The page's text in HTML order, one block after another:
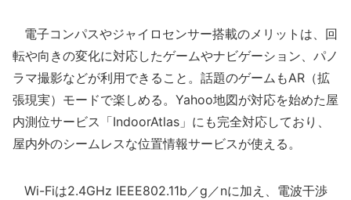
電子コンパスやジャイロセンサー搭載のメリットは、回
転や向きの変化に対応したゲームやナビゲーション、パノ
ラマ撮影などが利用できること。話題のゲームもAR（拡
張現実）モードで楽しめる。Yahoo地図が対応を始めた屋
内測位サービス「IndoorAtlas」にも完全対応しており、
屋内外のシームレスな位置情報サービスが使える。
Wi-Fiは2.4GHz IEEE802.11b／g／nに加え、電波干渉